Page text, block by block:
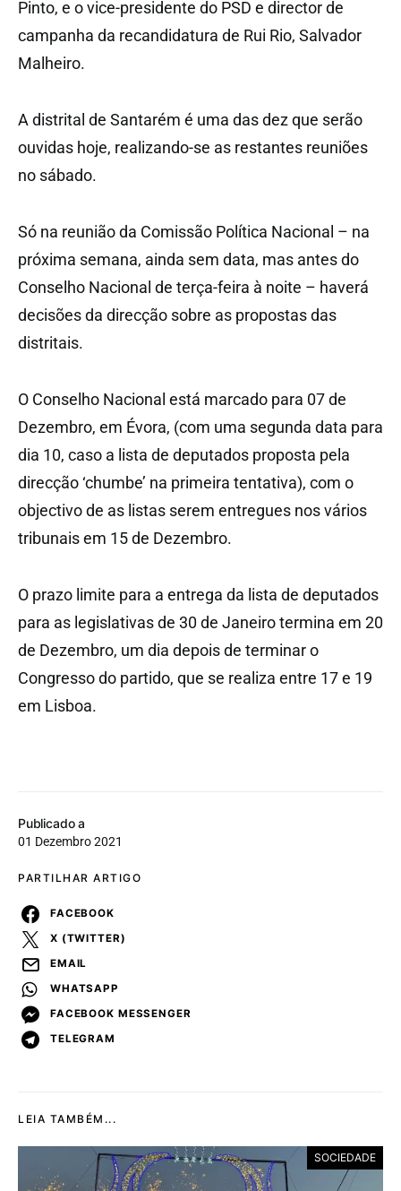
Publicado a
01 Dezembro 2021
PARTILHAR ARTIGO
FACEBOOK
X (TWITTER)
EMAIL
WHATSAPP
FACEBOOK MESSENGER
TELEGRAM
Pinto, e o vice-presidente do PSD e director de
campanha da recandidatura de Rui Rio, Salvador
Malheiro.
A distrital de Santarém é uma das dez que serão
ouvidas hoje, realizando-se as restantes reuniões
no sábado.
Só na reunião da Comissão Política Nacional – na
próxima semana, ainda sem data, mas antes do
Conselho Nacional de terça-feira à noite – haverá
decisões da direcção sobre as propostas das
distritais.
O Conselho Nacional está marcado para 07 de
Dezembro, em Évora, (com uma segunda data para
dia 10, caso a lista de deputados proposta pela
direcção ‘chumbe’ na primeira tentativa), com o
objectivo de as listas serem entregues nos vários
tribunais em 15 de Dezembro.
O prazo limite para a entrega da lista de deputados
para as legislativas de 30 de Janeiro termina em 20
de Dezembro, um dia depois de terminar o
Congresso do partido, que se realiza entre 17 e 19
em Lisboa.
LEIA TAMBÉM...
SOCIEDADE